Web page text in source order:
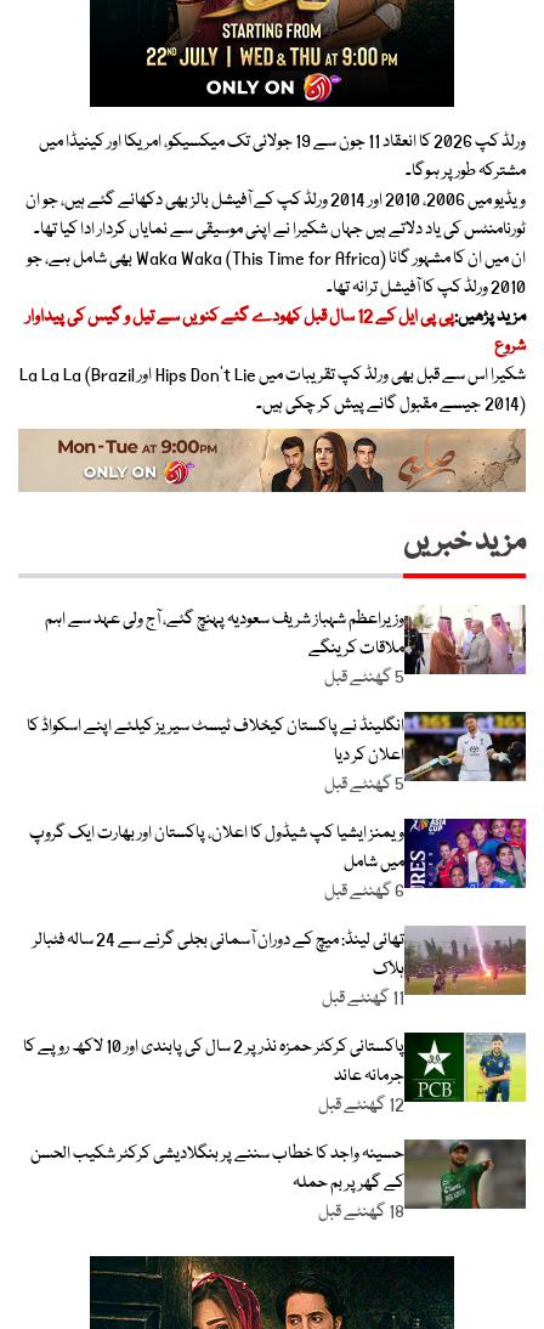
ورلڈ کپ 2026 کا انعقاد 11 جون سے 19 جولائی تک میکسیکو، امریکا اور کینیڈا میں
مشترکہ طور پر ہوگا۔
ویڈیو میں 2006، 2010 اور 2014 ورلڈ کپ کے آفیشل بالز بھی دکھائے گئے ہیں، جو ان
ٹورنامنٹس کی یاد دلاتے ہیں جہاں شکیرا نے اپنی موسیقی سے نمایاں کردار ادا کیا تھا۔
ان میں ان کا مشہور گانا Waka Waka (This Time for Africa) بھی شامل ہے، جو
2010 ورلڈ کپ کا آفیشل ترانہ تھا۔
مزید پڑھیں:
پی پی ایل کے 12 سال قبل کھودے گئے کنویں سے تیل و گیس کی پیداوار
شروع
شکیرا اس سے قبل بھی ورلڈ کپ تقریبات میں Hips Don’t Lie اور La La La (Brazil
2014) جیسے مقبول گانے پیش کر چکی ہیں۔
مزید خبریں
وزیراعظم شہباز شریف سعودیہ پہنچ گئے، آج ولی عہد سے اہم
ملاقات کرینگے
5 گھنٹے قبل
انگلینڈ نے پاکستان کیخلاف ٹیسٹ سیریز کیلئے اپنے اسکواڈ کا
اعلان کر دیا
5 گھنٹے قبل
ویمنز ایشیا کپ شیڈول کا اعلان، پاکستان اور بھارت ایک گروپ
میں شامل
6 گھنٹے قبل
تھائی لینڈ: میچ کے دوران آسمانی بجلی گرنے سے 24 سالہ فٹبالر
ہلاک
11 گھنٹے قبل
پاکستانی کرکٹر حمزہ نذر پر 2 سال کی پابندی اور 10 لاکھ روپے کا
جرمانہ عائد
12 گھنٹے قبل
حسینہ واجد کا خطاب سننے پر بنگلادیشی کرکٹر شکیب الحسن
کے گھر پر بم حملہ
18 گھنٹے قبل